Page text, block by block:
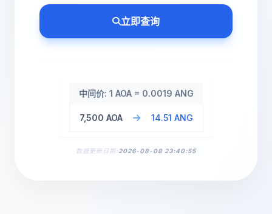
立即查询
中间价: 1 AOA = 0.0019 ANG
7,500 AOA 14.51 ANG
数据更新日期:2026-08-08 23:40:55